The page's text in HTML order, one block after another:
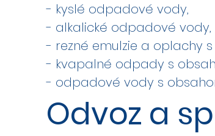
- kyslé odpadové vody,
- alkalické odpadové vody,
- rezné emulzie a oplachy
- kvapalné odpady s
- odpadové vody s
Odvoz a